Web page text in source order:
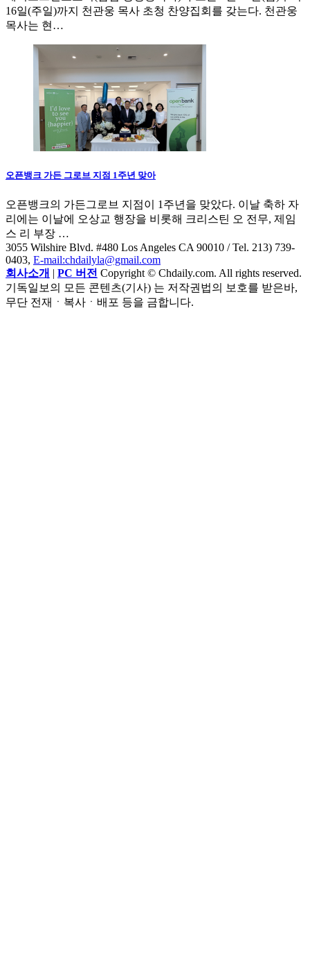
16일(주일)까지 천관웅 목사 초청 찬양집회를 갖는다. 천관웅
목사는 현…
오픈뱅크 가든 그로브 지점 1주년 맞아
오픈뱅크의 가든그로브 지점이 1주년을 맞았다. 이날 축하 자
리에는 이날에 오상교 행장을 비롯해 크리스틴 오 전무, 제임
스 리 부장 …
3055 Wilshire Blvd. #480 Los Angeles CA 90010 / Tel. 213) 739-
0403, E-mail:chdailyla@gmail.com
회사소개 | PC 버전 Copyright © Chdaily.com. All rights reserved.
기독일보의 모든 콘텐츠(기사) 는 저작권법의 보호를 받은바,
무단 전재ㆍ복사ㆍ배포 등을 금합니다.